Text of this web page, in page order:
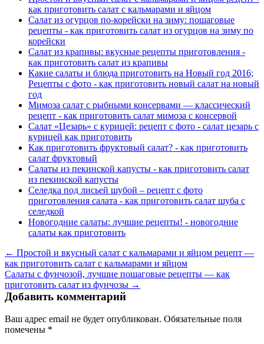
как приготовить салат с кальмарами и яйцом
Салат из огурцов по-корейски на зиму: пошаговые
рецепты - как приготовить салат из огурцов на зиму по
корейски
Салат из крапивы: вкусные рецепты приготовления -
как приготовить салат из крапивы
Какие салаты и блюда приготовить на Новый год 2016;
Рецепты с фото - как приготовить новый салат на новый
год
Мимоза салат с рыбными консервами — классический
рецепт - как приготовить салат мимоза с консервой
Салат «Цезарь» с курицей: рецепт с фото - салат цезарь с
курицей как приготовить
Как приготовить фруктовый салат? - как приготовить
салат фруктовый
Салаты из пекинской капусты - как приготовить салат
из пекинской капусты
Селедка под лисьей шубой – рецепт с фото
приготовления салата - как приготовить салат шуба с
селедкой
Новогодние салаты: лучшие рецепты! - новогодние
салаты как приготовить
← Простой и вкусный салат с кальмарами и яйцом рецепт —
как приготовить салат с кальмарами и яйцом
Салаты с фунчозой, лучшие пошаговые рецепты — как
приготовить салат из фунчозы →
Добавить комментарий
Ваш адрес email не будет опубликован. Обязательные поля
помечены *